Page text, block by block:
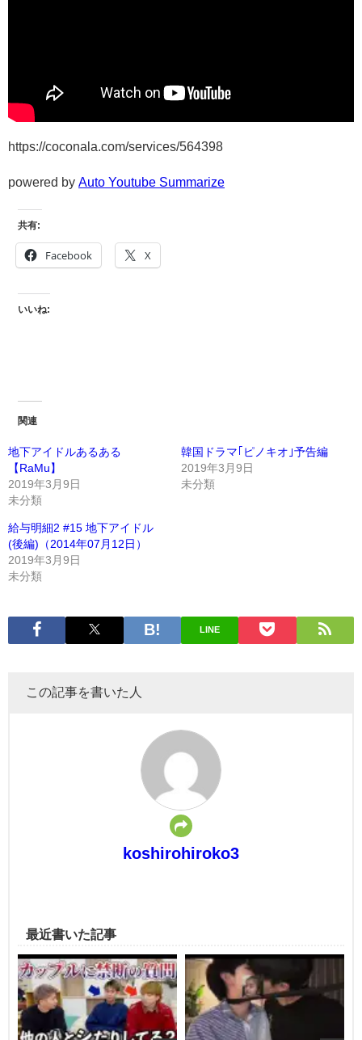
https://coconala.com/services/564398
powered by Auto Youtube Summarize
共有:
Facebook X
いいね:
関連
地下アイドルあるある
【RaMu】
2019年3月9日
未分類
韓国ドラマ｢ピノキオ｣予告編
2019年3月9日
未分類
給与明細2 #15 地下アイドル
(後編)（2014年07月12日）
2019年3月9日
未分類
LINE
この記事を書いた人
koshirohiroko3
最近書いた記事